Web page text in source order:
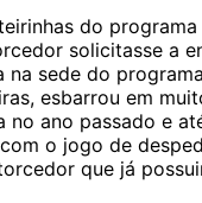
do
solicitasse a
sede do
esbarrou em
ano passado e
o jogo de
que já